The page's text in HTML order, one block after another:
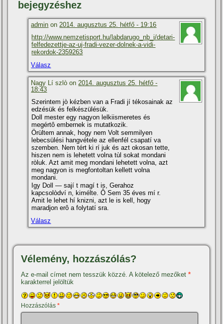
bejegyzéshez
admin on 2014. augusztus 25. hétfő - 19:16
http://www.nemzetisport.hu/labdarugo_nb_i/detari-
felfedezettje-az-uj-fradi-vezer-dolnek-a-vidi-
rekordok-2359263
Válasz
Nagy Lí szlò on 2014. augusztus 25. hétfő -
18:43
Szerintem jò kézben van a Fradi jí tékosainak az
edzésük és felkészülésük.
Doll mester egy nagyon lelkiismeretes és
megértô embernek is mutatkozik.
Örültem annak, hogy nem Volt semmilyen
lebecsülési hangvétele az ellenfél csapatí va
szemben. Nem tért ki rí juk és azt okosan tette,
hiszen nem is lehetett volna tùl sokat mondani
ròluk. Azt amit meg mondani lehetett volna, azt
meg nagyon is megfontoltan kellett volna
mondani.
Igy Doll — sají t magí t is, Gerahoz
kapcsolòdví n, kimélte. Ô Sem 35 éves mí r.
Amit le lehet hí knizni, azt le is kell, hogy
maradjon erô a folytatí sra.
Válasz
Vélemény, hozzászólás?
Az e-mail címet nem tesszük közzé. A kötelező mezőket*
karakterrel jelöltük
Hozzászólás*